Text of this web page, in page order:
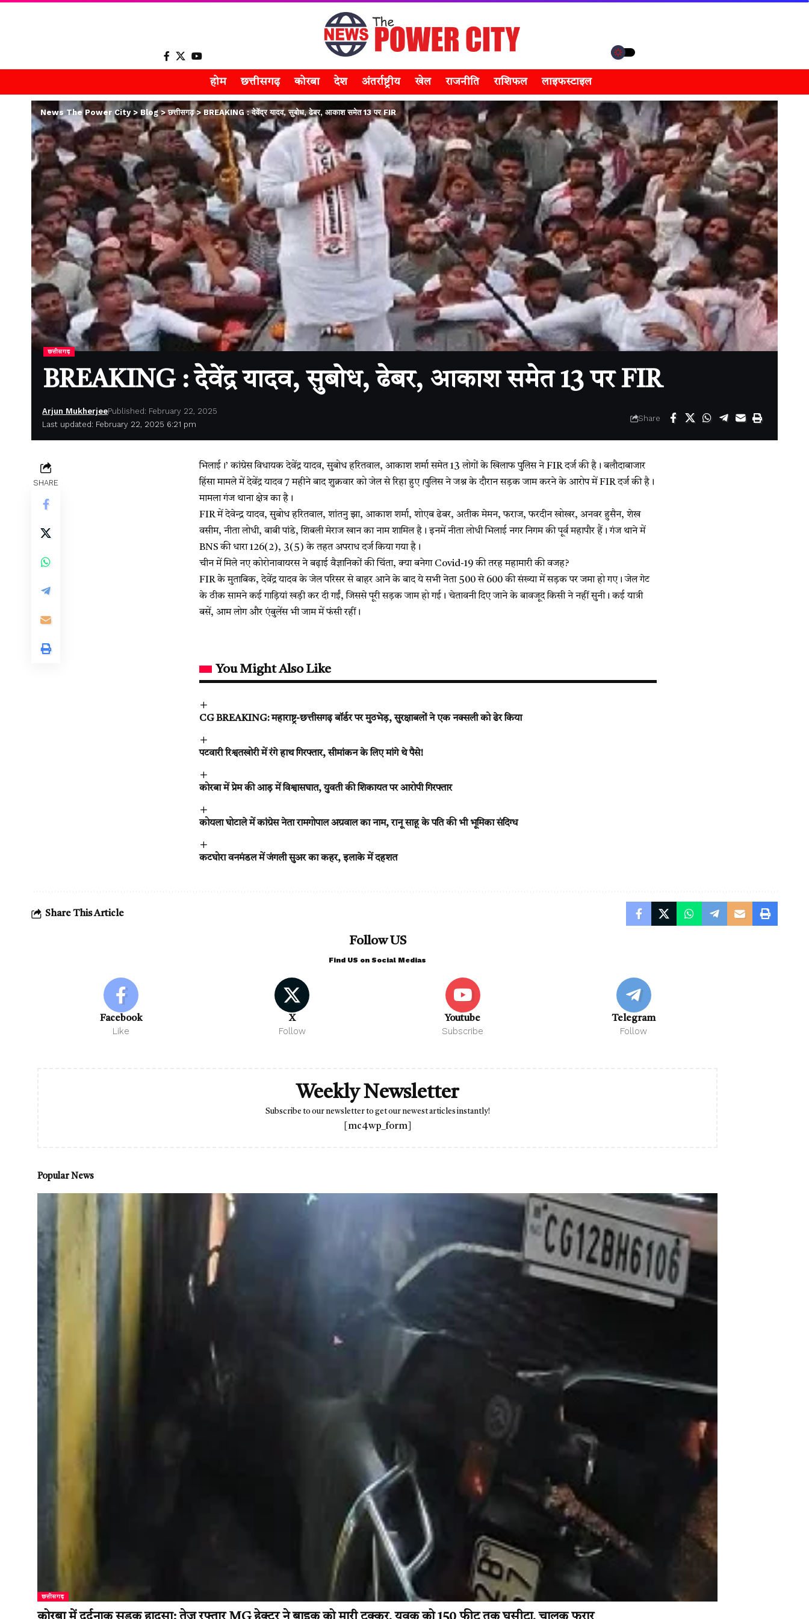
होम छत्तीसगढ़ कोरबा देश अंतर्राष्ट्रीय खेल राजनीति राशिफल लाइफस्टाइल
News The Power City>Blog>छत्तीसगढ़>BREAKING : देवेंद्र यादव, सुबोध, ढेबर, आकाश समेत 13 पर FIR
छत्तीसगढ़
BREAKING : देवेंद्र यादव, सुबोध, ढेबर, आकाश समेत 13 पर FIR
Last updated: February 22, 2025 6:21 pm
Arjun MukherjeePublished: February 22, 2025
Share
SHARE
भिलाई।’ कांग्रेस विधायक देवेंद्र यादव, सुबोध हरितवाल, आकाश शर्मा समेत 13 लोगों के खिलाफ पुलिस ने FIR दर्ज की है। बलौदाबाजार
हिंसा मामले में देवेंद्र यादव 7 महीने बाद शुक्रवार को जेल से रिहा हुए।पुलिस ने जश्न के दौरान सड़क जाम करने के आरोप में FIR दर्ज की है।
मामला गंज थाना क्षेत्र का है।
FIR में देवेन्द्र यादव, सुबोध हरितवाल, शांतनु झा, आकाश शर्मा, शोएब ढेबर, अतीक मेमन, फराज, फरदीन खोखर, अनवर हुसैन, शेख
वसीम, नीता लोधी, बाबी पांडे, शिबली मेराज खान का नाम शामिल है। इनमें नीता लोधी भिलाई नगर निगम की पूर्व महापौर हैं। गंज थाने में
BNS की धारा 126(2), 3(5) के तहत अपराध दर्ज किया गया है।
चीन में मिले नए कोरोनावायरस ने बढ़ाई वैज्ञानिकों की चिंता, क्या बनेगा Covid-19 की तरह महामारी की वजह?
FIR के मुताबिक, देवेंद्र यादव के जेल परिसर से बाहर आने के बाद ये सभी नेता 500 से 600 की संख्या में सड़क पर जमा हो गए। जेल गेट
के ठीक सामने कई गाड़ियां खड़ी कर दी गईं, जिससे पूरी सड़क जाम हो गई। चेतावनी दिए जाने के बावजूद किसी ने नहीं सुनी। कई यात्री
बसें, आम लोग और एंबुलेंस भी जाम में फंसी रहीं।
You Might Also Like
CG BREAKING: महाराष्ट्र-छत्तीसगढ़ बॉर्डर पर मुठभेड़, सुरक्षाबलों ने एक नक्सली को ढेर किया
पटवारी रिश्वतखोरी में रंगे हाथ गिरफ्तार, सीमांकन के लिए मांगे थे पैसे!
कोरबा में प्रेम की आड़ में विश्वासघात, युवती की शिकायत पर आरोपी गिरफ्तार
कोयला घोटाले में कांग्रेस नेता रामगोपाल अग्रवाल का नाम, रानू साहू के पति की भी भूमिका संदिग्ध
कटघोरा वनमंडल में जंगली सुअर का कहर, इलाके में दहशत
Share This Article
Follow US
Find US on Social Medias
Facebook
Like
X
Follow
Youtube
Subscribe
Telegram
Follow
Weekly Newsletter
Subscribe to our newsletter to get our newest articles instantly!
[mc4wp_form]
Popular News
छत्तीसगढ़